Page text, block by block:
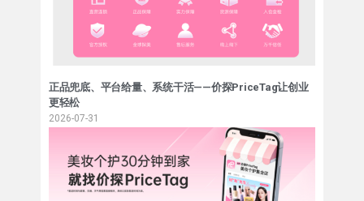
正品兜底、平台给量、系统干活——价探PriceTag让创业
更轻松
2026-07-31